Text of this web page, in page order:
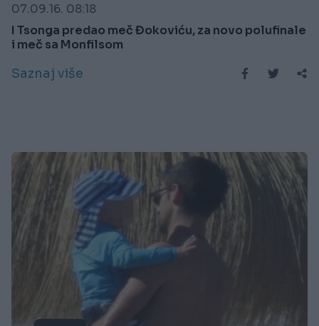
07.09.16. 08:18
I Tsonga predao meč Đokoviću, za novo polufinale
i meč sa Monfilsom
Saznaj više